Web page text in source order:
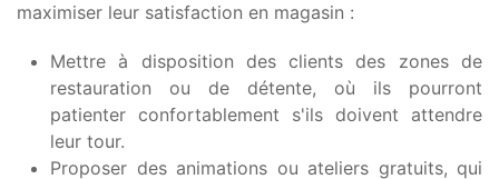
maximiser leur satisfaction en magasin :
Mettre à disposition des clients des zones de
restauration ou de détente, où ils pourront
patienter confortablement s'ils doivent attendre
leur tour.
Proposer des animations ou ateliers gratuits, qui